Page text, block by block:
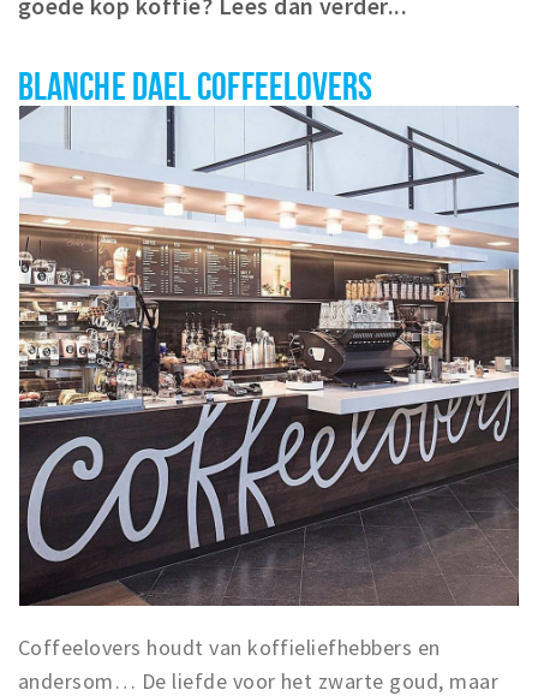
Bezienswaardigheden
Uitjes & activiteiten
Toeristische routes
Natuurgebieden
Baroniepoorten
Sport
Andere City Apps
Inloggen
BLANCHE DAEL COFFEELOVERS
Coffeelovers houdt van koffieliefhebbers en
andersom… De liefde voor het zwarte goud, maar